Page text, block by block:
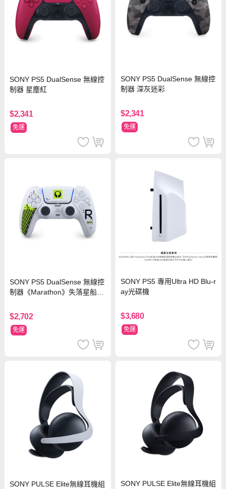
SONY PS5 DualSense 無線控
制器 星塵紅
$2,341
免運
SONY PS5 DualSense 無線控
制器 深灰迷彩
$2,341
免運
SONY PS5 DualSense 無線控
制器《Marathon》失落星船：
$2,702
免運
SONY PS5 專用Ultra HD Blu-r
ay光碟機
$3,680
免運
SONY PULSE Elite無線耳機組
SONY PULSE Elite無線耳機組